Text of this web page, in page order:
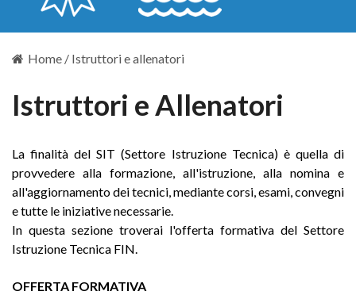
Home / Istruttori e allenatori
Istruttori e Allenatori
La finalità del SIT (Settore Istruzione Tecnica) è quella di
provvedere alla formazione, all'istruzione, alla nomina e
all'aggiornamento dei tecnici, mediante corsi, esami, convegni
e tutte le iniziative necessarie.
In questa sezione troverai l'offerta formativa del Settore
Istruzione Tecnica FIN.
OFFERTA FORMATIVA